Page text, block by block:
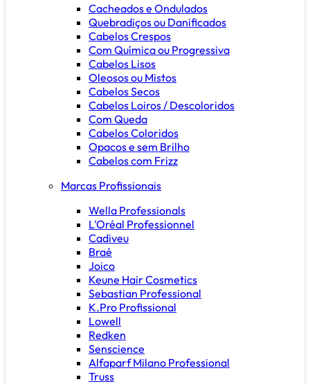
Cacheados e Ondulados
Quebradiços ou Danificados
Cabelos Crespos
Com Química ou Progressiva
Cabelos Lisos
Oleosos ou Mistos
Cabelos Secos
Cabelos Loiros / Descoloridos
Com Queda
Cabelos Coloridos
Opacos e sem Brilho
Cabelos com Frizz
Marcas Profissionais
Wella Professionals
L'Oréal Professionnel
Cadiveu
Braé
Joico
Keune Hair Cosmetics
Sebastian Professional
K.Pro Profissional
Lowell
Redken
Senscience
Alfaparf Milano Professional
Truss